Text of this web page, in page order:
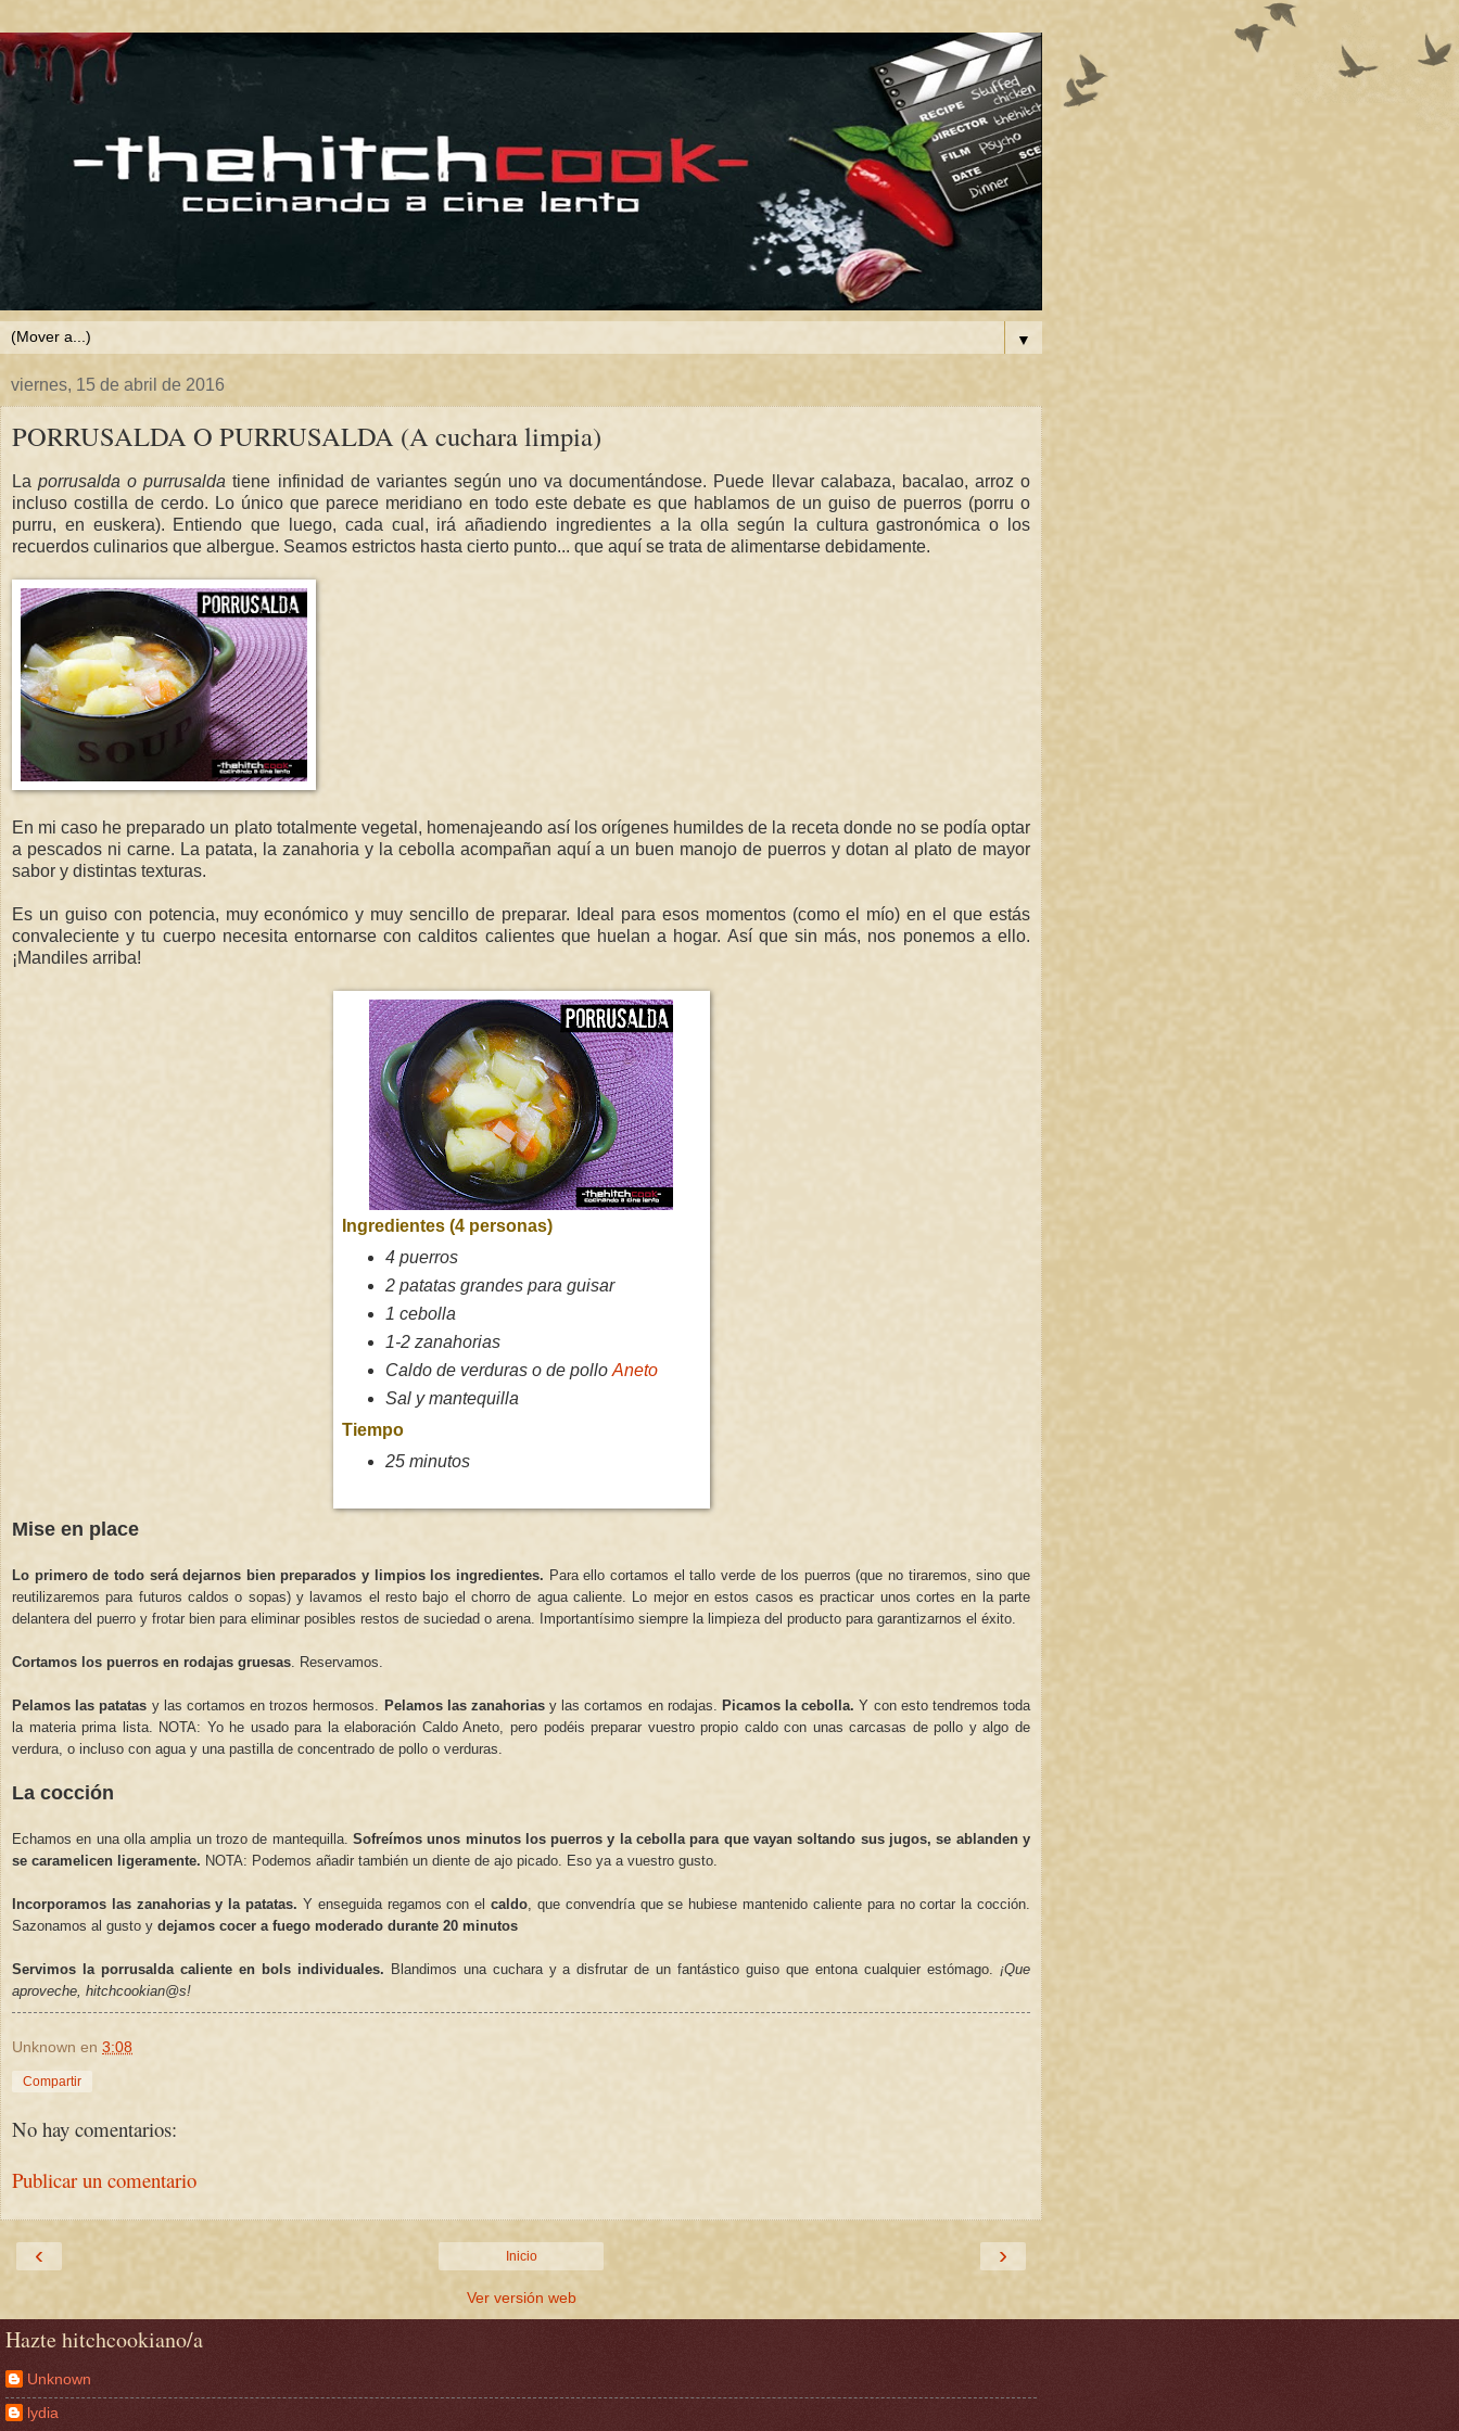
▼
viernes, 15 de abril de 2016
PORRUSALDA O PURRUSALDA (A cuchara limpia)
Laporrusalda o purrusalda tiene infinidad de variantes según uno va documentándose. Puede llevar calabaza, bacalao, arroz o
incluso costilla de cerdo. Lo único que parece meridiano en todo este debate es que hablamos de un guiso de puerros (porru o
purru, en euskera). Entiendo que luego, cada cual, irá añadiendo ingredientes a la olla según la cultura gastronómica o los
recuerdos culinarios que albergue. Seamos estrictos hasta cierto punto... que aquí se trata de alimentarse debidamente.
En mi caso he preparado un plato totalmente vegetal, homenajeando así los orígenes humildes de la receta donde no se podía optar
a pescados ni carne. La patata, la zanahoria y la cebolla acompañan aquí a un buen manojo de puerros y dotan al plato de mayor
sabor y distintas texturas.
Es un guiso con potencia, muy económico y muy sencillo de preparar. Ideal para esos momentos (como el mío) en el que estás
convaleciente y tu cuerpo necesita entornarse con calditos calientes que huelan a hogar. Así que sin más, nos ponemos a ello.
¡Mandiles arriba!
Ingredientes (4 personas)
4 puerros
2 patatas grandes para guisar
1 cebolla
1-2 zanahorias
Caldo de verduras o de pollo Aneto
Sal y mantequilla
Tiempo
25 minutos
Mise en place
Lo primero de todo será dejarnos bien preparados y limpios los ingredientes. Para ello cortamos el tallo verde de los puerros (que no tiraremos, sino que
reutilizaremos para futuros caldos o sopas) y lavamos el resto bajo el chorro de agua caliente. Lo mejor en estos casos es practicar unos cortes en la parte
delantera del puerro y frotar bien para eliminar posibles restos de suciedad o arena. Importantísimo siempre la limpieza del producto para garantizarnos el éxito.
Cortamos los puerros en rodajas gruesas . Reservamos.
Pelamos las patatas y las cortamos en trozos hermosos. Pelamos las zanahoriasy las cortamos en rodajas. Picamos la cebolla.Y con esto tendremos toda
la materia prima lista. NOTA: Yo he usado para la elaboración Caldo Aneto, pero podéis preparar vuestro propio caldo con unas carcasas de pollo y algo de
verdura, o incluso con agua y una pastilla de concentrado de pollo o verduras.
La cocción
Echamos en una olla amplia un trozo de mantequilla. Sofreímos unos minutos los puerros y la cebolla para que vayan soltando sus jugos, se ablanden y
se caramelicen ligeramente. NOTA: Podemos añadir también un diente de ajo picado. Eso ya a vuestro gusto.
Incorporamos las zanahorias y la patatas. Y enseguida regamos con elcaldo , que convendría que se hubiese mantenido caliente para no cortar la cocción.
Sazonamos al gusto y dejamos cocer a fuego moderado durante 20 minutos
Servimos la porrusalda caliente en bols individuales. Blandimos una cuchara y a disfrutar de un fantástico guiso que entona cualquier estómago. ¡Que
aproveche, hitchcookian@s!
Unknown en 3:08
Compartir
No hay comentarios:
Publicar un comentario
‹ ›
Inicio
Ver versión web
Hazte hitchcookiano/a
Unknown
lydia